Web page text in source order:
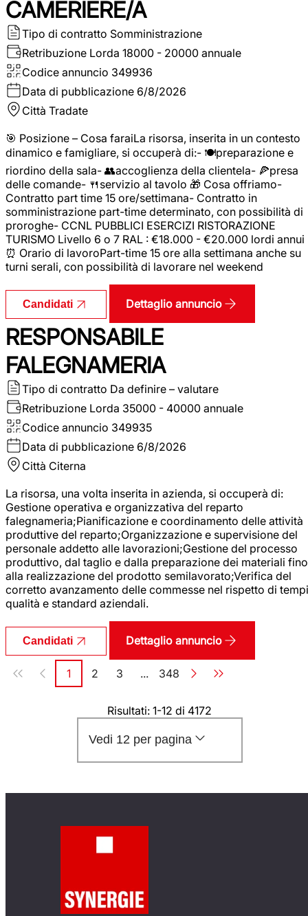
CAMERIERE/A
Tipo di contratto Somministrazione
Retribuzione Lorda 18000 - 20000 annuale
Codice annuncio 349936
Data di pubblicazione 6/8/2026
Città Tradate
🎯 Posizione – Cosa faraiLa risorsa, inserita in un contesto
dinamico e famigliare, si occuperà di:- 🍽️preparazione e
riordino della sala- 👥accoglienza della clientela- 🍕presa
delle comande- 🍴servizio al tavolo 🎁 Cosa offriamo-
Contratto part time 15 ore/settimana- Contratto in
somministrazione part-time determinato, con possibilità di
proroghe- CCNL PUBBLICI ESERCIZI RISTORAZIONE
TURISMO Livello 6 o 7 RAL : €18.000 - €20.000 lordi annui
⏰ Orario di lavoroPart-time 15 ore alla settimana anche su
turni serali, con possibilità di lavorare nel weekend
Candidati Dettaglio annuncio
RESPONSABILE
FALEGNAMERIA
Tipo di contratto Da definire – valutare
Retribuzione Lorda 35000 - 40000 annuale
Codice annuncio 349935
Data di pubblicazione 6/8/2026
Città Citerna
La risorsa, una volta inserita in azienda, si occuperà di:
Gestione operativa e organizzativa del reparto
falegnameria;Pianificazione e coordinamento delle attività
produttive del reparto;Organizzazione e supervisione del
personale addetto alle lavorazioni;Gestione del processo
produttivo, dal taglio e dalla preparazione dei materiali fino
alla realizzazione del prodotto semilavorato;Verifica del
corretto avanzamento delle commesse nel rispetto di
qualità e standard aziendali.
Candidati Dettaglio annuncio
Paginazione
Pagina
1 Pagina
2 Pagina
3 ... Pagina
348
Risultati: 1-12 di 4172
Vedi 12 per pagina